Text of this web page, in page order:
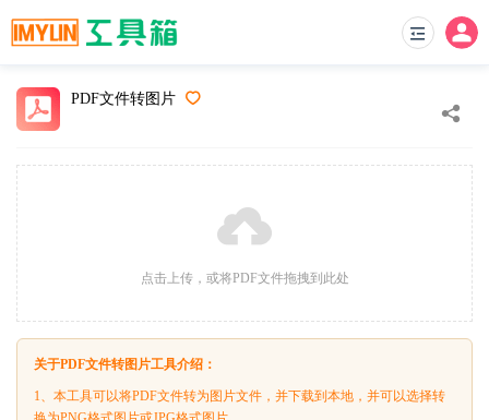
PDF文件转图片
点击上传，或将PDF文件拖拽到此处
关于PDF文件转图片工具介绍：
1、本工具可以将PDF文件转为图片文件，并下载到本地，并可以选择转